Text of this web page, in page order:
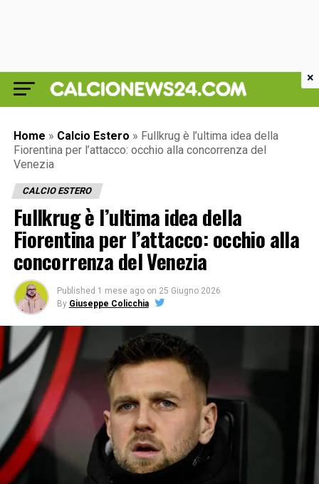
Home » Calcio Estero » Fullkrug è l’ultima idea della
Fiorentina per l’attacco: occhio alla concorrenza del
Venezia
CALCIO ESTERO
Fullkrug è l’ultima idea della
Fiorentina per l’attacco: occhio alla
concorrenza del Venezia
Published 1 mese ago on 25 Giugno 2026
By Giuseppe Colicchia
×